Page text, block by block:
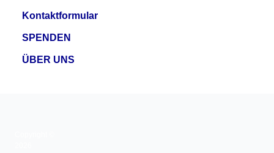
Kontaktformular
SPENDEN
ÜBER UNS